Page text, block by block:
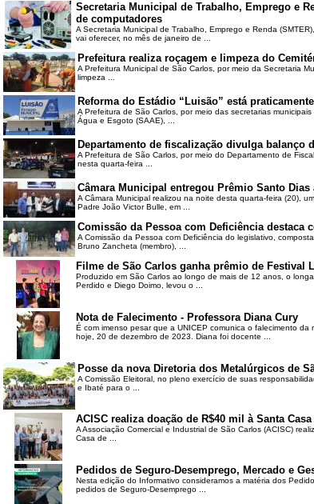
Secretaria Municipal de Trabalho, Emprego e
de computadores
A Secretaria Municipal de Trabalho, Emprego e Renda
vai oferecer, no mês de janeiro de ...
Prefeitura realiza roçagem e limpeza do
A Prefeitura Municipal de São Carlos, por meio da Secretaria
limpeza ...
Reforma do Estádio “Luisão” está
A Prefeitura de São Carlos, por meio das secretarias
Água e Esgoto (SAAE), ...
Departamento de fiscalização divulga balanço
A Prefeitura de São Carlos, por meio do Departamento de
nesta quarta-feira ...
Câmara Municipal entregou Prêmio Santo
A Câmara Municipal realizou na noite desta quarta-feira (20),
Padre João Victor Bulle, em ...
Comissão da Pessoa com Deficiência
A Comissão da Pessoa com Deficiência do legislativo,
Bruno Zancheta (membro), ...
Filme de São Carlos ganha prêmio de Festival
Produzido em São Carlos ao longo de mais de 12 anos, o
Perdido e Diego Doimo, levou o ...
Nota de Falecimento - Professora Diana Cury
É com imenso pesar que a UNICEP comunica o falecimento
hoje, 20 de dezembro de 2023. Diana foi docente ...
Posse da nova Diretoria dos Metalúrgicos de
A Comissão Eleitoral, no pleno exercício de suas
e Ibaté para o ...
ACISC realiza doação de R$40 mil à Santa
A Associação Comercial e Industrial de São Carlos (ACISC)
Casa de ...
Pedidos de Seguro-Desemprego, Mercado e
Nesta edição do Informativo consideramos a matéria dos
pedidos de Seguro-Desemprego ...